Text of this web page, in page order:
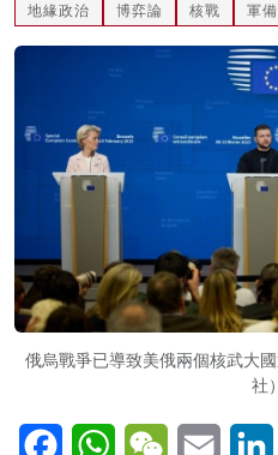
關於我們
地緣政治 博弈論 核戰 軍
俄烏戰爭已導致美俄兩個核武大
社）
FacebookWhatsAppWeChatEmail